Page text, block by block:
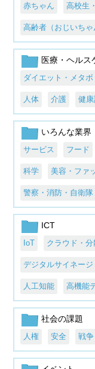
赤ちゃん 高校生
高齢者（おじいちゃ
医療・ヘルス
ダイエット・メタボ
人体 介護 健
いろんな業界
サービス フード
科学 美容・ファ
警察・消防・自衛隊
ICT
IoT クラウド・分
デジタルサイネージ
人工知能 高機能
社会の課題
人権 安全 戦争